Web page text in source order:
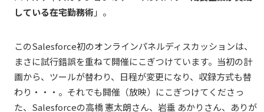
している在宅勤務術」。
このSalesforce初のオンラインパネルディスカッションは、
まさに試行錯誤を重ねて開催にこぎつけています。当初の計
画から、ツールが替わり、日程が変更になり、収録方式も替
わり・・・。それでも開催（放映）にこぎつけてくださっ
た、Salesforceの高橋 憲太朗さん、岩垂 あかりさん、ありが